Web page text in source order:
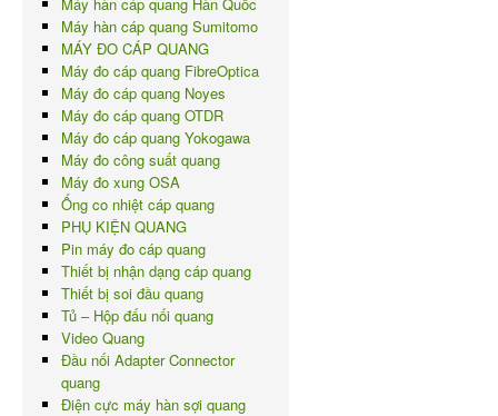
Máy hàn cáp quang Sumitomo
MÁY ĐO CÁP QUANG
Máy đo cáp quang FibreOptica
Máy đo cáp quang Noyes
Máy đo cáp quang OTDR
Máy đo cáp quang Yokogawa
Máy đo công suất quang
Máy đo xung OSA
Ống co nhiệt cáp quang
PHỤ KIỆN QUANG
Pin máy đo cáp quang
Thiết bị nhận dạng cáp quang
Thiết bị soi đầu quang
Tủ – Hộp đấu nối quang
Video Quang
Đầu nối Adapter Connector
quang
Điện cực máy hàn sợi quang